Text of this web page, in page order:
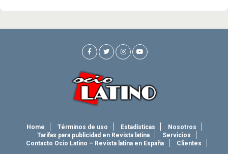
Home Términos de uso Estadísticas
Nosotros
Tarifas para publicidad en Revista latina
Servicios
Contacto Ocio Latino – Revista latina en España
Clientes